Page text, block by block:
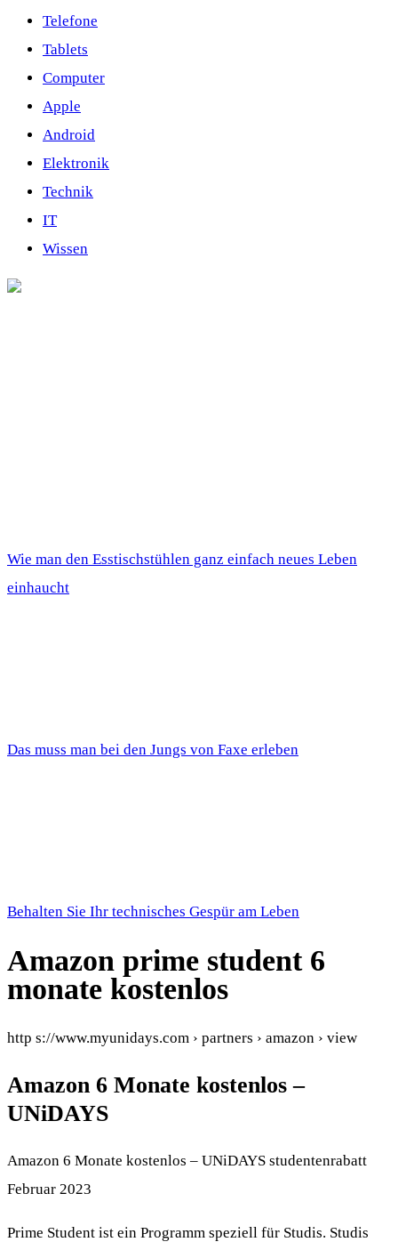
Telefone
Tablets
Computer
Apple
Android
Elektronik
Technik
IT
Wissen
Wie man den Esstischstühlen ganz einfach neues Leben
einhaucht
Das muss man bei den Jungs von Faxe erleben
Behalten Sie Ihr technisches Gespür am Leben
Amazon prime student 6
monate kostenlos
http s://www.myunidays.com › partners › amazon › view
Amazon 6 Monate kostenlos –
UNiDAYS
Amazon 6 Monate kostenlos – UNiDAYS studentenrabatt
Februar 2023
Prime Student ist ein Programm speziell für Studis. Studis